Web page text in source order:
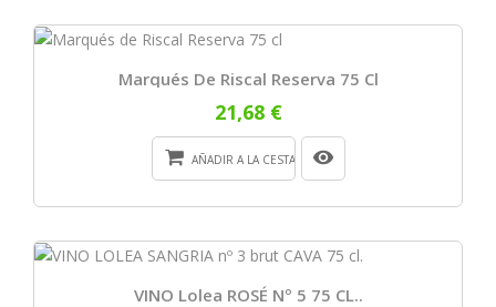
Marqués De Riscal Reserva 75 Cl
21,68 €
AÑADIR A LA CESTA
VINO Lolea ROSÉ Nº 5 75 CL..